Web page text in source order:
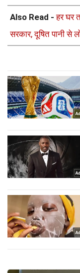
Also Read -हर घर
सरकार, दूषित पानी से